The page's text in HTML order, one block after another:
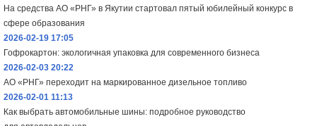
На средства АО «РНГ» в Якутии стартовал пятый юбилейный конкурс в
сфере образования
2026-02-19 17:05
Гофрокартон: экологичная упаковка для современного бизнеса
2026-02-03 20:22
АО «РНГ» переходит на маркированное дизельное топливо
2026-02-01 11:13
Как выбрать автомобильные шины: подробное руководство